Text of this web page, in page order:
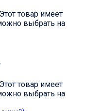
Этот товар имеет
выбрать на
Этот товар имеет
выбрать на